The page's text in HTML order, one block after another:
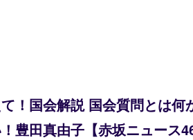
て！国会解説 国会質問とは
豊田真由子【赤坂ニュース